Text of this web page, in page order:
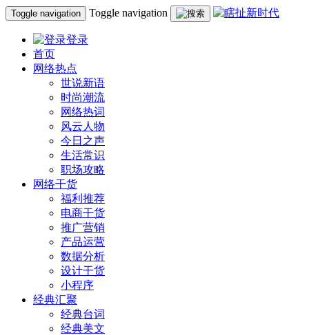
Toggle navigation Toggle navigation
登录
首页
网络热点
世说新语
时尚潮流
网络热词
风云人物
今日之声
生活常识
职场攻略
网络干货
福利推荐
电商干货
推广营销
产品运营
数据分析
设计干货
小程序
经典汇聚
经典台词
经典美文